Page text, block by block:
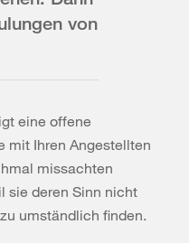
von
eine offene
mit Ihren Angestellten
missachten
sie deren Sinn nicht
umständlich finden.